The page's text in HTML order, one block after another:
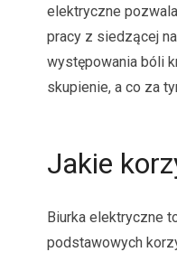
elektryczne
pracy z siedzącej
występowania bóli
skupienie, a co za
Jakie
Biurka elektryczne
podstawowych